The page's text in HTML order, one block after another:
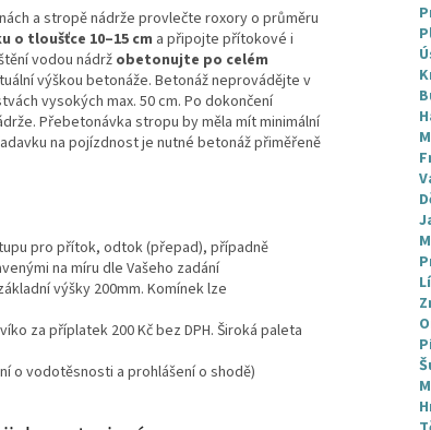
a stropě nádrže provlečte roxory o průměru
o tloušťce 10–15 cm a připojte přítokové i
vodou nádrž obetonujte po celém
výškou betonáže. Betonáž neprovádějte v
vysokých max. 50 cm. Po dokončení
Přebetonávka stropu by měla mít minimální
na pojízdnost je nutné betonáž přiměřeně
pro přítok, odtok (přepad), případně
na míru dle Vašeho zadání
výšky 200mm. Komínek lze
za příplatek 200 Kč bez DPH. Široká paleta
o vodotěsnosti a prohlášení o shodě)